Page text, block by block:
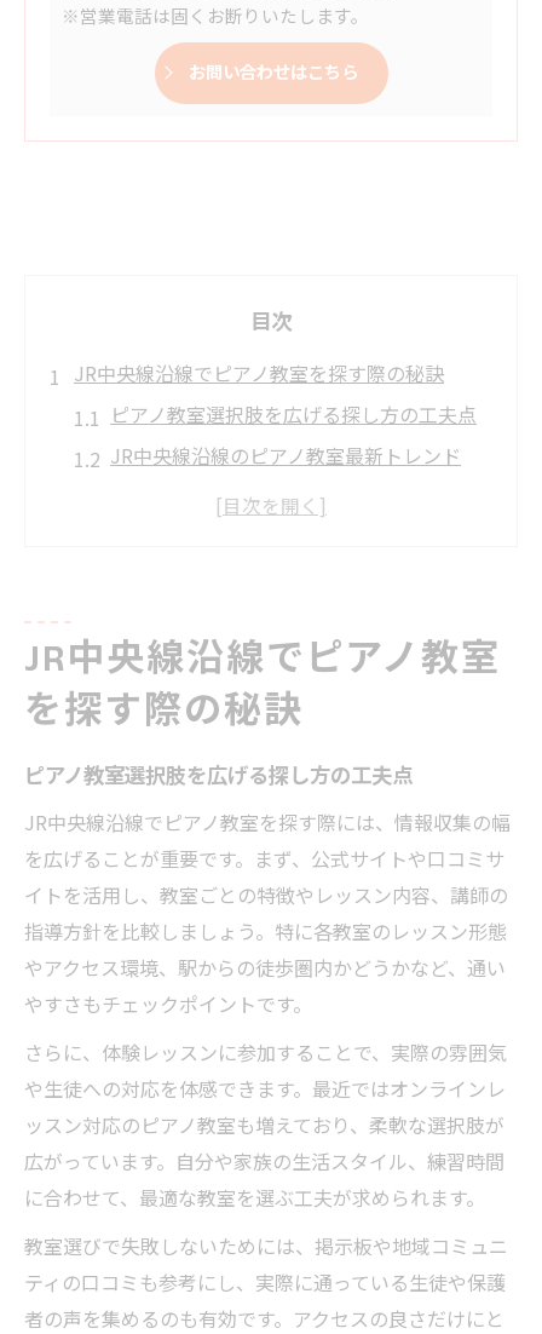
※営業電話は固くお断りいたします。
お問い合わせはこちら
目次
JR中央線沿線でピアノ教室を探す際の秘訣
ピアノ教室選択肢を広げる探し方の工夫点
JR中央線沿線のピアノ教室最新トレンド
自分に合うピアノ教室選択肢の見極め方
ピアノ教室比較で注目したい三つの視点
JR中央線沿線のピアノ教室を徹底比較
ピアノ教室比較で押さえるべき項目一覧
講師の質で選ぶピアノ教室比較のコツ
子どもの成長段階に合わせた教室選択のコツ
子どもに最適なピアノ教室選択肢の特徴
成長段階別ピアノ教室の選び方ガイド
年齢別に選ぶピアノ教室選択肢の工夫
子どもの自立を促すピアノ教室の特徴
体験レッスンでわかるピアノ教室の雰囲気とは
体験レッスンで感じるピアノ教室の魅力
ピアノ教室選択肢は体験で雰囲気チェック
体験レッスン活用で理想の教室を見つける
ピアノ教室選びは体験で雰囲気を確認しよ
う
JR中央線沿線でピアノ教室
を探す際の秘訣
ピアノ教室選択肢を広げる探し方の工夫点
JR中央線沿線でピアノ教室を探す際には、情報収集の幅
を広げることが重要です。まず、公式サイトや口コミサ
イトを活用し、教室ごとの特徴やレッスン内容、講師の
指導方針を比較しましょう。特に各教室のレッスン形態
やアクセス環境、駅からの徒歩圏内かどうかなど、通い
やすさもチェックポイントです。
さらに、体験レッスンに参加することで、実際の雰囲気
や生徒への対応を体感できます。最近ではオンラインレ
ッスン対応のピアノ教室も増えており、柔軟な選択肢が
広がっています。自分や家族の生活スタイル、練習時間
に合わせて、最適な教室を選ぶ工夫が求められます。
教室選びで失敗しないためには、掲示板や地域コミュニ
ティの口コミも参考にし、実際に通っている生徒や保護
者の声を集めるのも有効です。アクセスの良さだけにと